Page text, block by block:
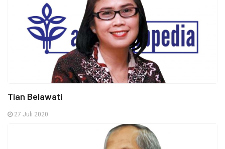
Tian Belawati
27 Juli 2020